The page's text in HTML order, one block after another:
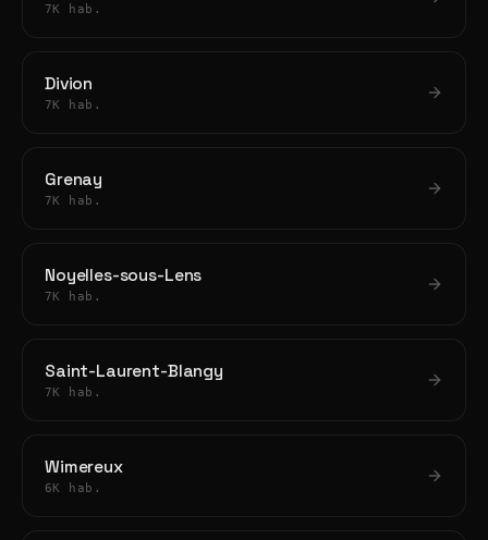
7K hab.
Divion
7K hab.
Grenay
7K hab.
Noyelles-sous-Lens
7K hab.
Saint-Laurent-Blangy
7K hab.
Wimereux
6K hab.